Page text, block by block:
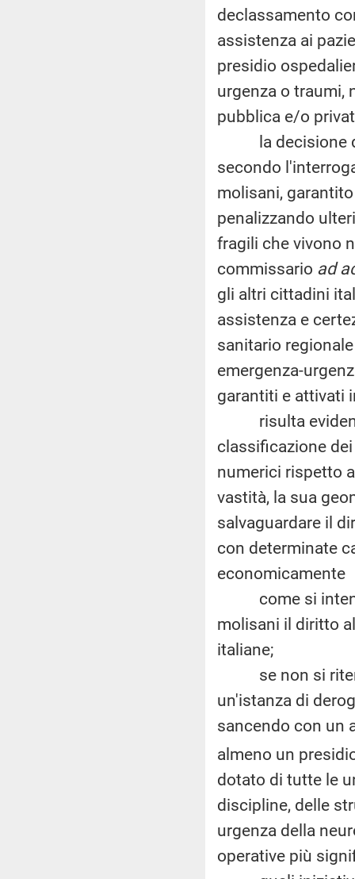
declassamento
assistenza ai
presidio
urgenza o traumi,
pubblica e/o
la decisione di
secondo
molisani,
penalizzando
fragili che vivono
commissario ad
gli altri cittadini
assistenza e
sanitario
emergenza-
garantiti e attivati
risulta evidente
classificazione
numerici rispetto
vastità, la sua
salvaguardare il
con determinate
economicamente
come si
molisani il diritto
italiane;
se non si
un'istanza di
sancendo con un
almeno un
dotato di tutte le
discipline, delle
urgenza della
operative più